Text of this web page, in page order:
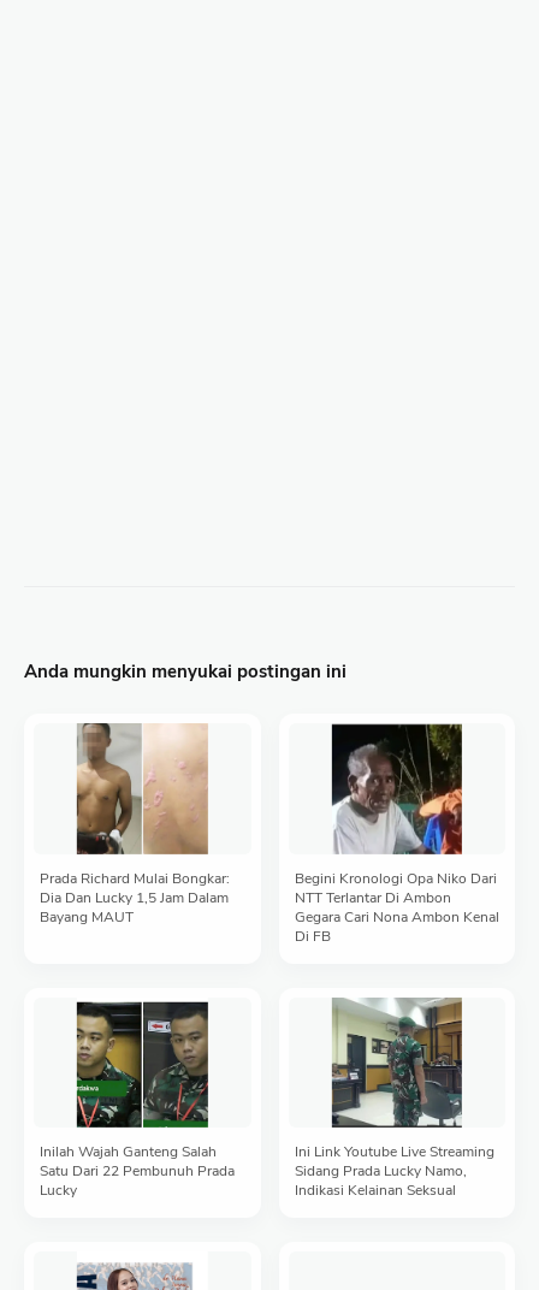
Anda mungkin menyukai postingan ini
Prada Richard Mulai Bongkar:
Dia Dan Lucky 1,5 Jam Dalam
Bayang MAUT
Begini Kronologi Opa Niko Dari
NTT Terlantar Di Ambon
Gegara Cari Nona Ambon Kenal
Di FB
Inilah Wajah Ganteng Salah
Satu Dari 22 Pembunuh Prada
Lucky
Ini Link Youtube Live Streaming
Sidang Prada Lucky Namo,
Indikasi Kelainan Seksual